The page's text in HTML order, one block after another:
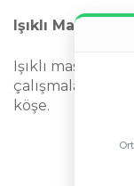
© 2026
Işıklı Masa
Işıklı masa,
çalışmalar için
köşe.